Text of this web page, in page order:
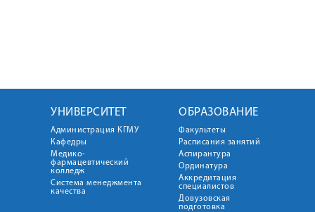
УНИВЕРСИТЕТ
Администрация КГМУ
Кафедры
Медико-
фармацевтический
колледж
Система менеджмента
качества
ОБРАЗОВАНИЕ
Факультеты
Расписания занятий
Аспирантура
Ординатура
Аккредитация
специалистов
Довузовская
подготовка